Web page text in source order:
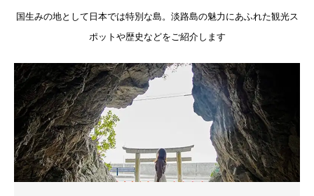
国生みの地として日本では特別な島。淡路島の魅力にあふれた観光ス
ポットや歴史などをご紹介します